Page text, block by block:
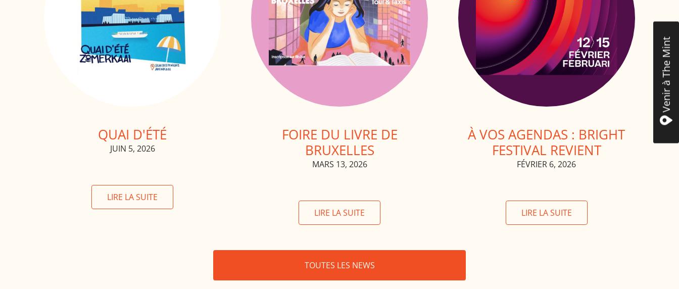
QUAI D'ÉTÉ
JUIN 5, 2026
LIRE LA SUITE
FOIRE DU LIVRE DE
BRUXELLES
MARS 13, 2026
LIRE LA SUITE
À VOS AGENDAS : BRIGHT
FESTIVAL REVIENT
FÉVRIER 6, 2026
LIRE LA SUITE
TOUTES LES NEWS
Venir à The Mint